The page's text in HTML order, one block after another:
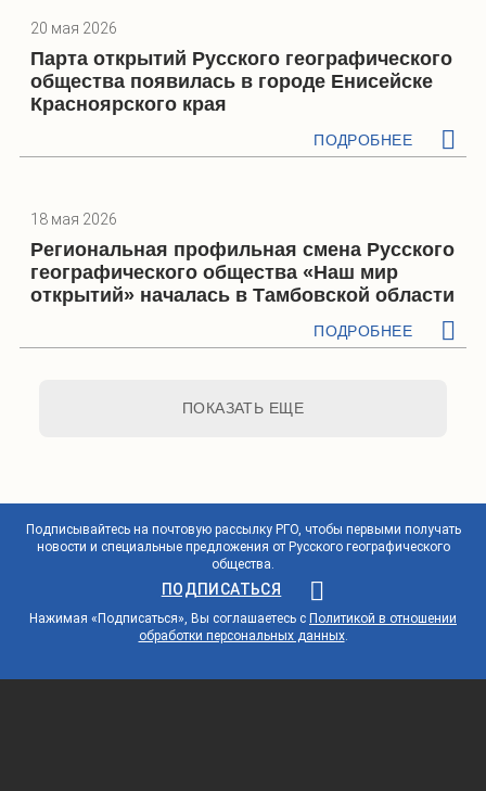
20 мая 2026
Парта открытий Русского географического
общества появилась в городе Енисейске
Красноярского края
ПОДРОБНЕЕ
18 мая 2026
Региональная профильная смена Русского
географического общества «Наш мир
открытий» началась в Тамбовской области
ПОДРОБНЕЕ
ПОКАЗАТЬ ЕЩЕ
Подписывайтесь на почтовую рассылку РГО, чтобы первыми получать
новости и специальные предложения от Русского географического
общества.
ПОДПИСАТЬСЯ
Нажимая «Подписаться», Вы соглашаетесь с Политикой в отношении
обработки персональных данных.